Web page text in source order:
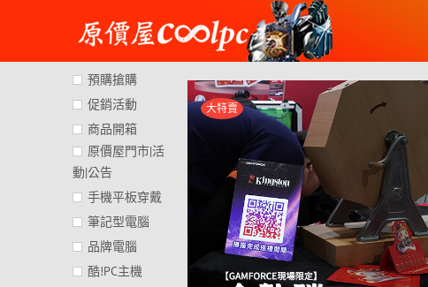
content
大特賣
預購搶購
促銷活動
商品開箱
原價屋門市|活
動|公告
手機平板穿戴
筆記型電腦
品牌電腦
酷!PC主機